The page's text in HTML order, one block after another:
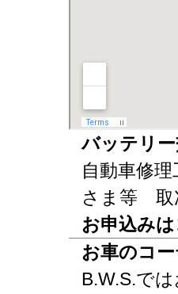
バッテリ
自動車修
さま等 取
お申込み
お車のコ
B.W.S.で